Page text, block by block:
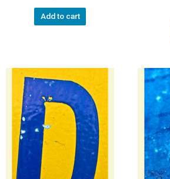
Add to cart